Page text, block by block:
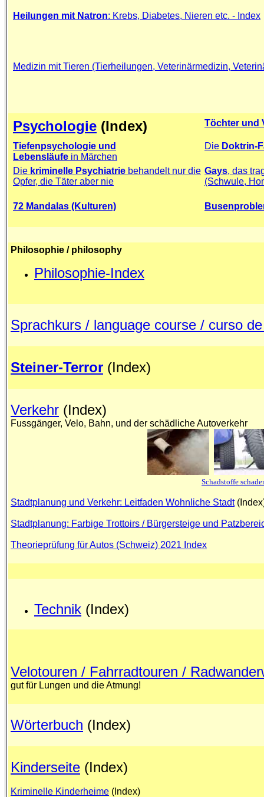
Heilungen mit Natron: Krebs, Diabetes, Nieren etc. - Index
Medizin mit Tieren (Tierheilungen, Veterinärmedizin,
Psychologie (Index) Töchter und
Tiefenpsychologie und
Lebensläufe in Märchen
Die Doktrin-
Die kriminelle Psychiatrie behandelt nur die
Opfer, die Täter aber nie
Gays, das
(Schwule,
72 Mandalas (Kulturen)
Philosophie / philosophy
Philosophie-Index
Sprachkurs / language course / curso
Steiner-Terror (Index)
Verkehr (Index)
Fussgänger, Velo, Bahn, und der schädliche Autoverkehr
Schadstoffe
Stadtplanung und Verkehr: Leitfaden Wohnliche Stadt
Stadtplanung: Farbige Trottoirs / Bürgersteige und
Theorieprüfung für Autos (Schweiz) 2021 Index
Technik (Index)
Velotouren / Fahrradtouren /
gut für Lungen und die Atmung!
Wörterbuch (Index)
Kinderseite (Index)
Kriminelle Kinderheime (Index)